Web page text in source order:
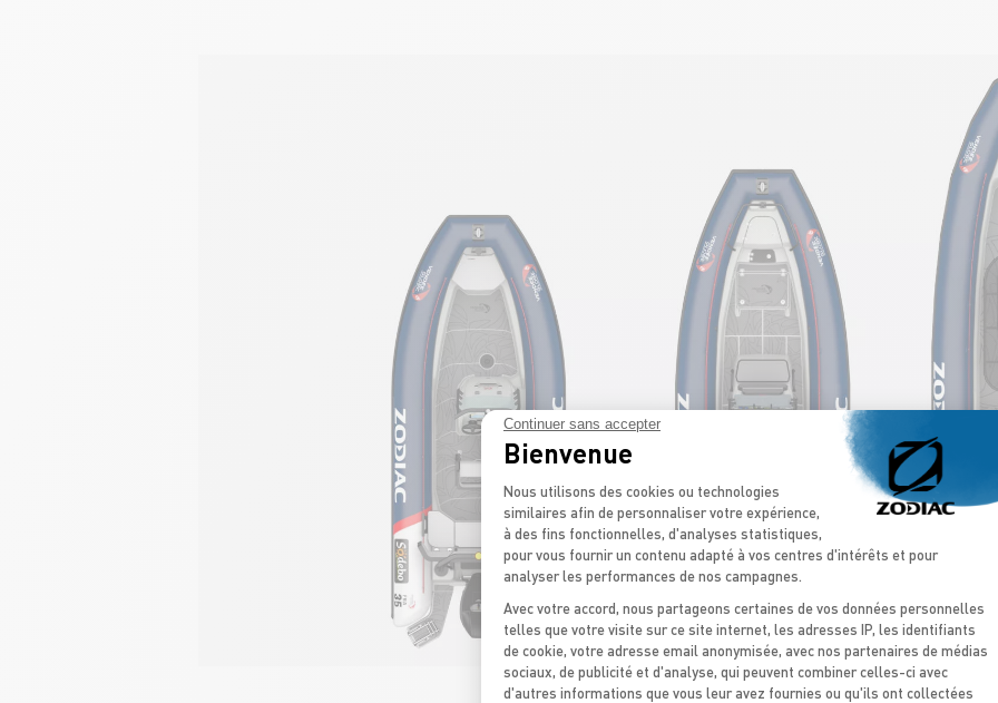
Continuer sans accepter
Bienvenue
Plateforme de Gestion du
Nous utilisons des cookies ou technologies
similaires afin de personnaliser votre expérience,
à des fins fonctionnelles, d'analyses statistiques,
pour vous fournir un contenu adapté à vos centres d'intérêts et pour
analyser les performances de nos campagnes.
Avec votre accord, nous partageons certaines de vos données personnelles
telles que votre visite sur ce site internet, les adresses IP, les identifiants
de cookie, votre adresse email anonymisée, avec nos partenaires de médias
sociaux, de publicité et d'analyse, qui peuvent combiner celles-ci avec
d'autres informations que vous leur avez fournies ou qu'ils ont collectées
Axeptio consent